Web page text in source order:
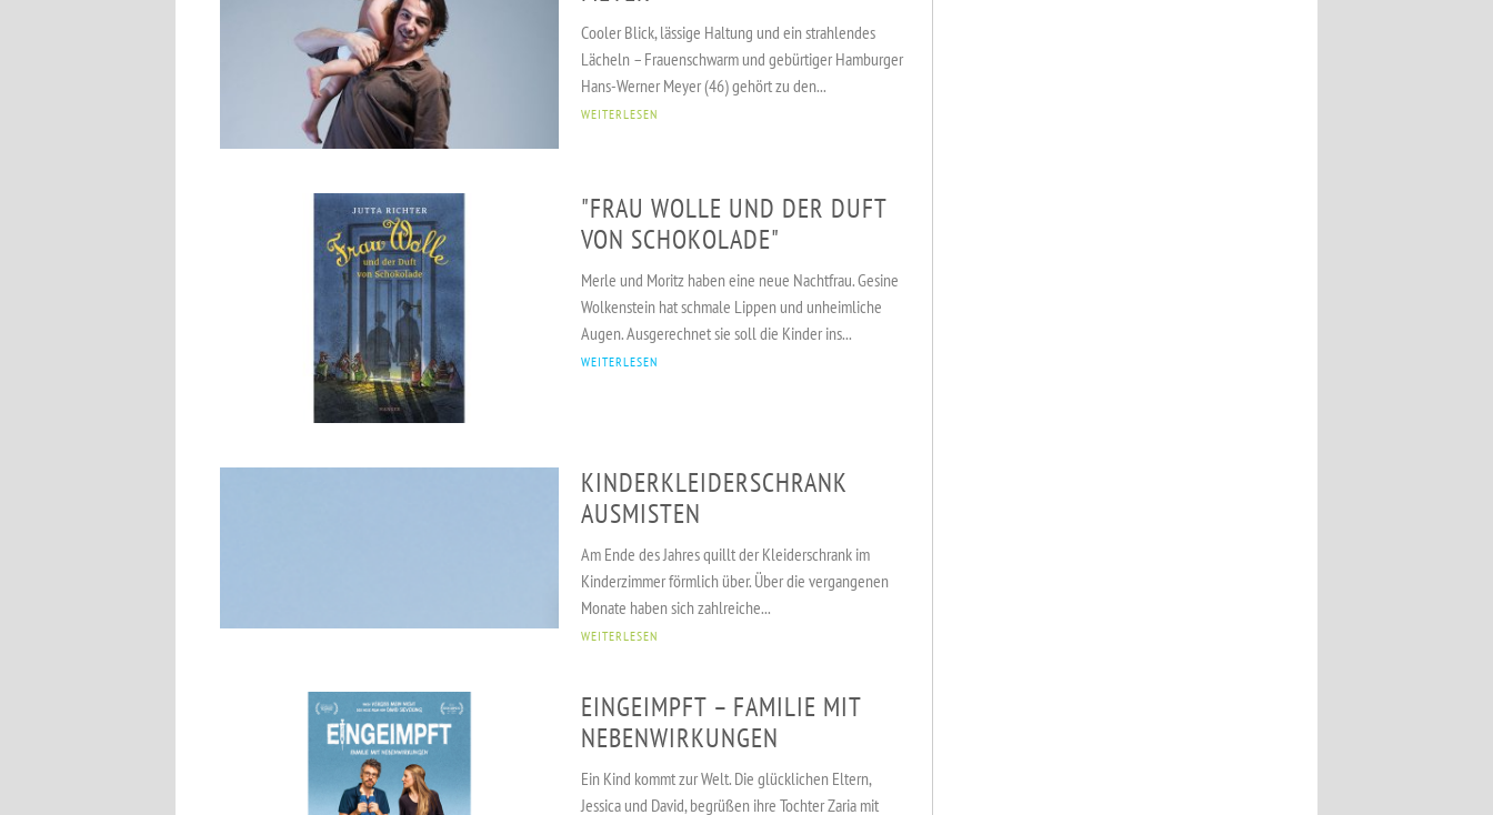
Cooler Blick, lässige Haltung und ein strahlendes
Lächeln – Frauenschwarm und gebürtiger Hamburger
Hans-Werner Meyer (46) gehört zu den...
WEITERLESEN
"FRAU WOLLE UND DER DUFT
VON SCHOKOLADE"
Merle und Moritz haben eine neue Nachtfrau. Gesine
Wolkenstein hat schmale Lippen und unheimliche
Augen. Ausgerechnet sie soll die Kinder ins...
WEITERLESEN
KINDERKLEIDERSCHRANK
AUSMISTEN
Am Ende des Jahres quillt der Kleiderschrank im
Kinderzimmer förmlich über. Über die vergangenen
Monate haben sich zahlreiche...
WEITERLESEN
EINGEIMPFT – FAMILIE MIT
NEBENWIRKUNGEN
Ein Kind kommt zur Welt. Die glücklichen Eltern,
Jessica und David, begrüßen ihre Tochter Zaria mit
VERANSTALTUNGEN
KURSE & SPORT
ADRESSEN